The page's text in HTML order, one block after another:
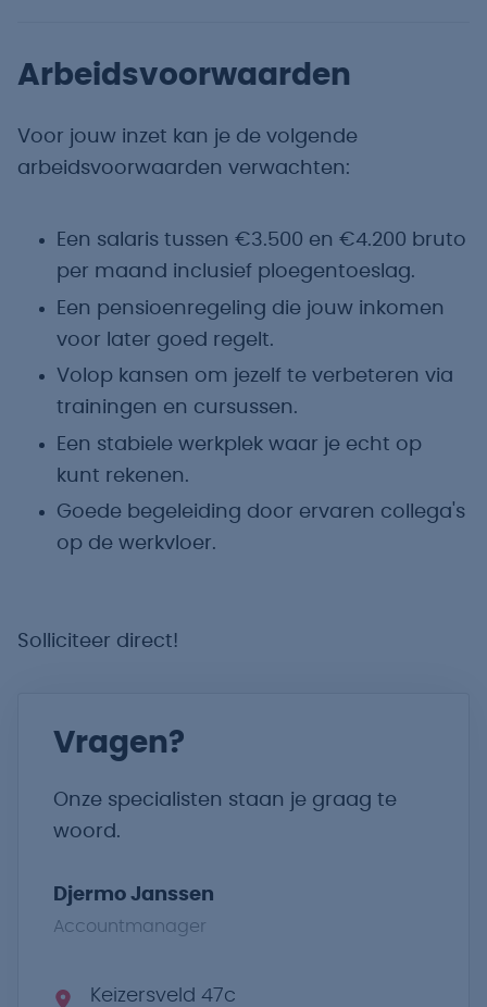
Arbeidsvoorwaarden
Voor jouw inzet kan je de volgende
arbeidsvoorwaarden verwachten:
Een salaris tussen €3.500 en €4.200 bruto
per maand inclusief ploegentoeslag.
Een pensioenregeling die jouw inkomen
voor later goed regelt.
Volop kansen om jezelf te verbeteren via
trainingen en cursussen.
Een stabiele werkplek waar je echt op
kunt rekenen.
Goede begeleiding door ervaren collega's
op de werkvloer.
Solliciteer direct!
Vragen?
Onze specialisten staan je graag te
woord.
Djermo Janssen
Accountmanager
Keizersveld 47c